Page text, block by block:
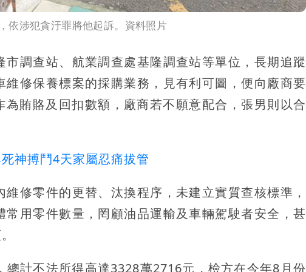
依涉犯貪汙罪將他起訴。資料照片
調查站、航業調查處基隆調查站等單位，長期追蹤
修保養標案的採購業務，見有利可圖，便向廠商要
賄賂及回扣數額，廠商若不願意配合，張男則以合
神搏鬥4天家屬忍痛拔管
修零件的更替、汰換程序，未建立實質查核標準，
用零件數量，罔顧油品運輸及車輛駕駛者安全，甚
計不法所得高達3328萬2716元，檢方在今年8月份